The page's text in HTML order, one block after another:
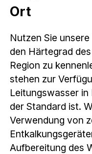
Ort
Nutzen Sie
den Härtegrad
Region zu
stehen zur
Leitungswasser in
der Standard ist.
Verwendung von
Aufbereitung des